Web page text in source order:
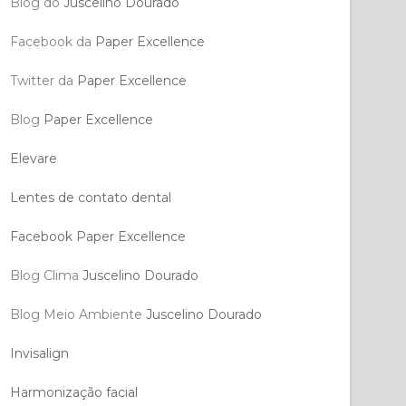
Facebook da Paper Excellence
Twitter da Paper Excellence
Blog Paper Excellence
Elevare
Lentes de contato dental
Facebook Paper Excellence
Blog Clima Juscelino Dourado
Blog Meio Ambiente Juscelino Dourado
Invisalign
Harmonização facial